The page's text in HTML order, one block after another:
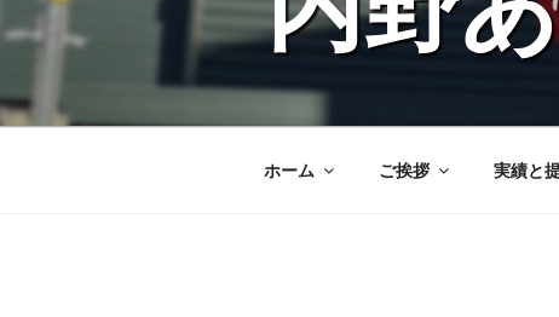
プ
ホーム ご挨拶 実績と